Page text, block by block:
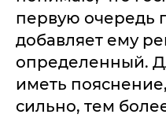
первую очередь
добавляет ему
определенный.
иметь
сильно, тем